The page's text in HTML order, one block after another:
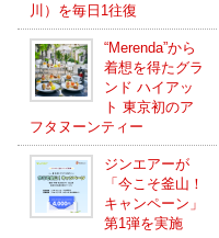
川）を毎日1往復
“Merenda”から
着想を得たグラ
ンド ハイアッ
ト 東京初のア
フタヌーンティー
ジンエアーが
「今こそ釜山！
キャンペーン」
第1弾を実施